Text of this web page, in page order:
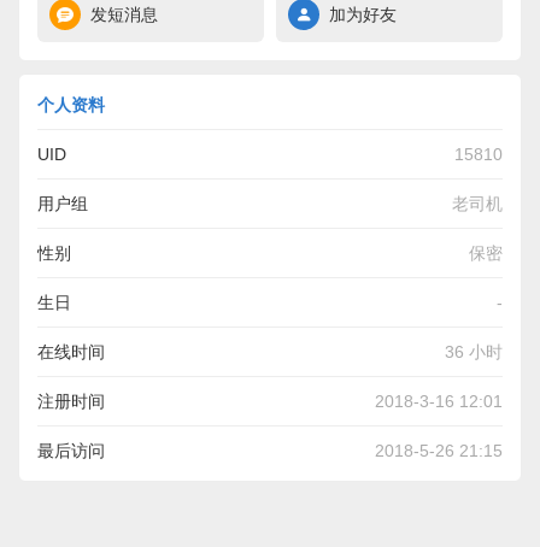
发短消息 加为好友
个人资料
UID 15810
用户组 老司机
性别 保密
生日 -
在线时间 36 小时
注册时间 2018-3-16 12:01
最后访问 2018-5-26 21:15